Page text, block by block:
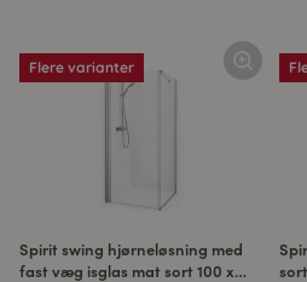
Flere varianter
Spirit swing hjørneløsning med
fast væg isglas mat sort 100 x